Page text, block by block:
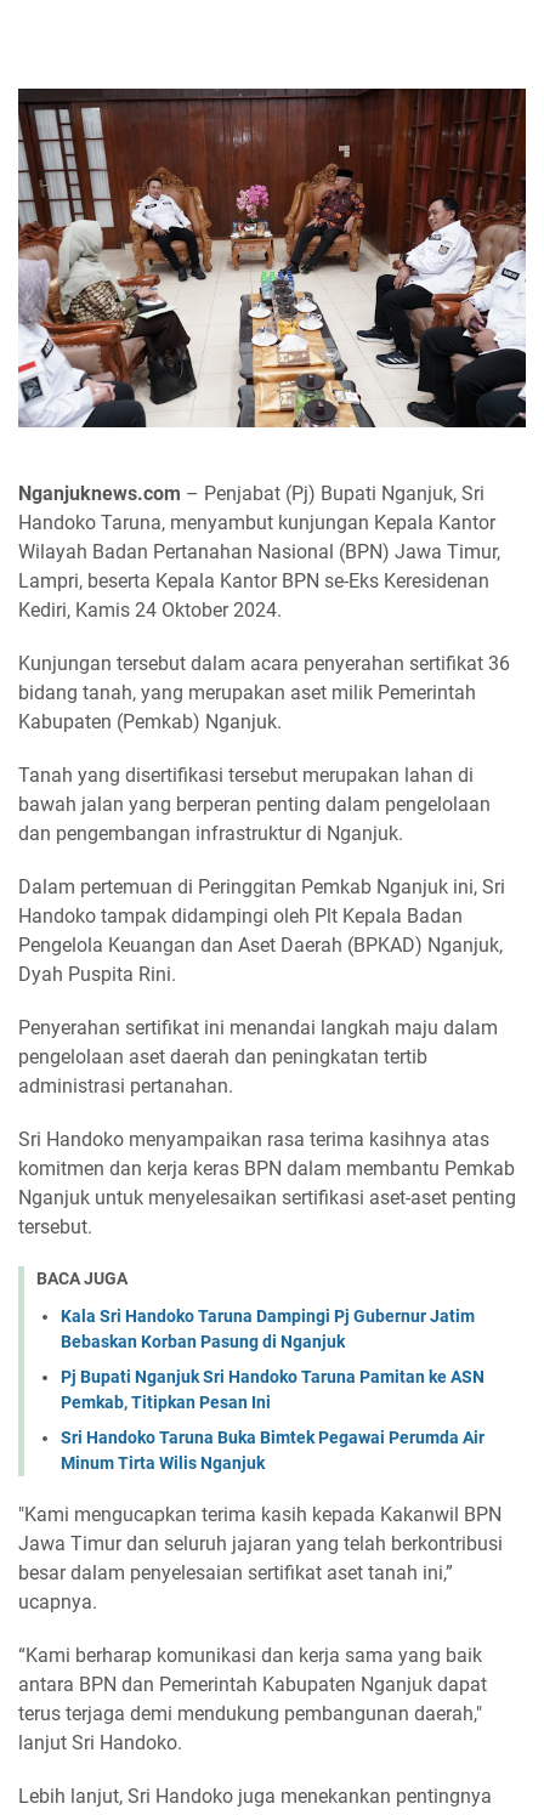
Nganjuknews.com – Penjabat (Pj) Bupati Nganjuk, Sri
Handoko Taruna, menyambut kunjungan Kepala Kantor
Wilayah Badan Pertanahan Nasional (BPN) Jawa Timur,
Lampri, beserta Kepala Kantor BPN se-Eks Keresidenan
Kediri, Kamis 24 Oktober 2024.
Kunjungan tersebut dalam acara penyerahan sertifikat 36
bidang tanah, yang merupakan aset milik Pemerintah
Kabupaten (Pemkab) Nganjuk.
Tanah yang disertifikasi tersebut merupakan lahan di
bawah jalan yang berperan penting dalam pengelolaan
dan pengembangan infrastruktur di Nganjuk.
Dalam pertemuan di Peringgitan Pemkab Nganjuk ini, Sri
Handoko tampak didampingi oleh Plt Kepala Badan
Pengelola Keuangan dan Aset Daerah (BPKAD) Nganjuk,
Dyah Puspita Rini.
Penyerahan sertifikat ini menandai langkah maju dalam
pengelolaan aset daerah dan peningkatan tertib
administrasi pertanahan.
Sri Handoko menyampaikan rasa terima kasihnya atas
komitmen dan kerja keras BPN dalam membantu Pemkab
Nganjuk untuk menyelesaikan sertifikasi aset-aset penting
tersebut.
BACA JUGA
Kala Sri Handoko Taruna Dampingi Pj Gubernur Jatim
Bebaskan Korban Pasung di Nganjuk
Pj Bupati Nganjuk Sri Handoko Taruna Pamitan ke ASN
Pemkab, Titipkan Pesan Ini
Sri Handoko Taruna Buka Bimtek Pegawai Perumda Air
Minum Tirta Wilis Nganjuk
"Kami mengucapkan terima kasih kepada Kakanwil BPN
Jawa Timur dan seluruh jajaran yang telah berkontribusi
besar dalam penyelesaian sertifikat aset tanah ini,”
ucapnya.
“Kami berharap komunikasi dan kerja sama yang baik
antara BPN dan Pemerintah Kabupaten Nganjuk dapat
terus terjaga demi mendukung pembangunan daerah,"
lanjut Sri Handoko.
Lebih lanjut, Sri Handoko juga menekankan pentingnya